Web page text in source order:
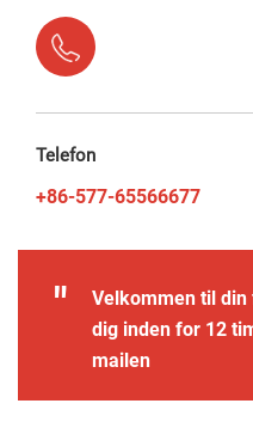
Telefon
+86-577-65566677
"
Velkommen til
dig inden for 12
mailen